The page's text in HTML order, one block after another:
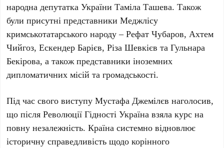
народна депутатка УкраїниТаміла Ташева. Також
були присутні представники Меджлісу
кримськотатарського народу –Рефат Чубаров, Ахтем
Чийгоз, Ескендер Барієв, Різа Шевкієв таГульнара
Бекірова, а також представники іноземних
дипломатичних місій та громадськості.
Під час свого виступуМустафа Джемілєв наголосив,
що післяРеволюції Гідності Україна взяла курс на
повну незалежність. Країна системно відновлює
історичну справедливість щодо корінного